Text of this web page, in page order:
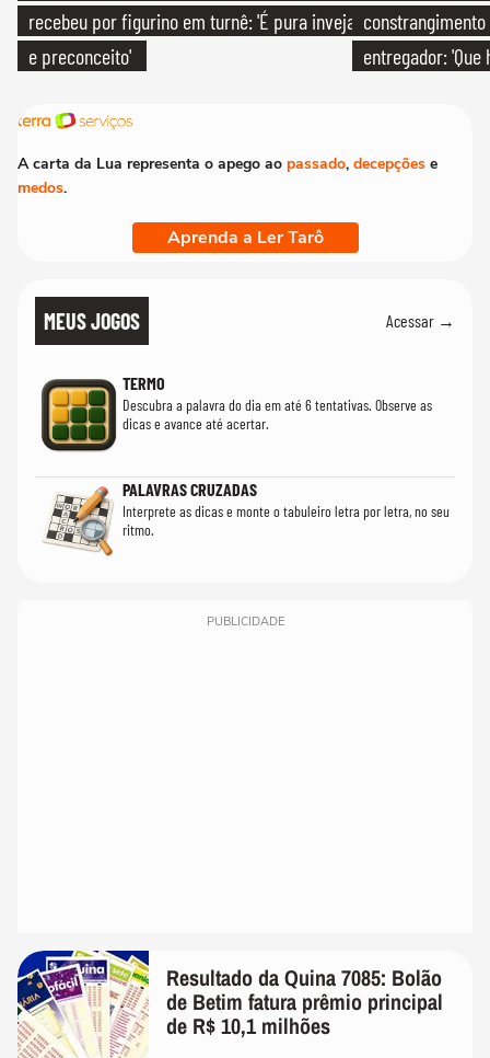
recebeu por figurino em turnê: 'É pura inveja
e preconceito'
entregador: 'Que
A carta da Lua representa o apego ao passado, decepções e
medos.
Aprenda a Ler Tarô
MEUS JOGOS Acessar →
TERMO
Descubra a palavra do dia em até 6 tentativas. Observe as
dicas e avance até acertar.
PALAVRAS CRUZADAS
Interprete as dicas e monte o tabuleiro letra por letra, no seu
ritmo.
PUBLICIDADE
Resultado da Quina 7085: Bolão
de Betim fatura prêmio principal
de R$ 10,1 milhões